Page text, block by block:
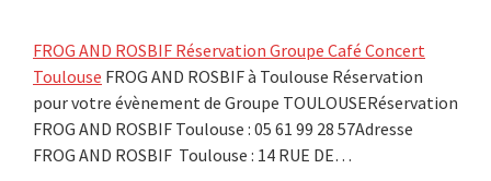
FROG AND ROSBIF Réservation Groupe Café Concert
Toulouse FROG AND ROSBIF à Toulouse Réservation
pour votre évènement de Groupe TOULOUSERéservation
FROG AND ROSBIF Toulouse : 05 61 99 28 57Adresse
FROG AND ROSBIF Toulouse : 14 RUE DE…